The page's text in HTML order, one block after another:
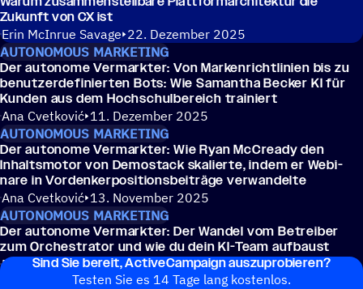
Zukunft von CX ist
Erin McInrue Savage 22. Dezember 2025
AUTONOMOUS MARKETING
Der auto­nome Vermark­ter: Von Marken­richt­li­nien bis zu
benut­zer­de­fi­nier­ten Bots: Wie Saman­tha Becker KI für
Kunden aus dem Hochschulbereich trainiert
Ana Cvetković 11. Dezember 2025
AUTONOMOUS MARKETING
Der auto­nome Vermark­ter: Wie Ryan McCre­ady den
Inhalts­mo­tor von Demo­stack skalierte, indem er Webi­
nare in Vordenkerpositionsbeiträge verwandelte
Ana Cvetković 13. November 2025
AUTONOMOUS MARKETING
Der auto­nome Vermark­ter: Der Wandel vom Betrei­ber
zum Orchestra­tor und wie du dein KI-Team aufbaust
Erin Greenawald 07. November 2025
Sind Sie bereit, ActiveCampaign auszuprobieren?
Testen Sie es 14 Tage lang kostenlos.